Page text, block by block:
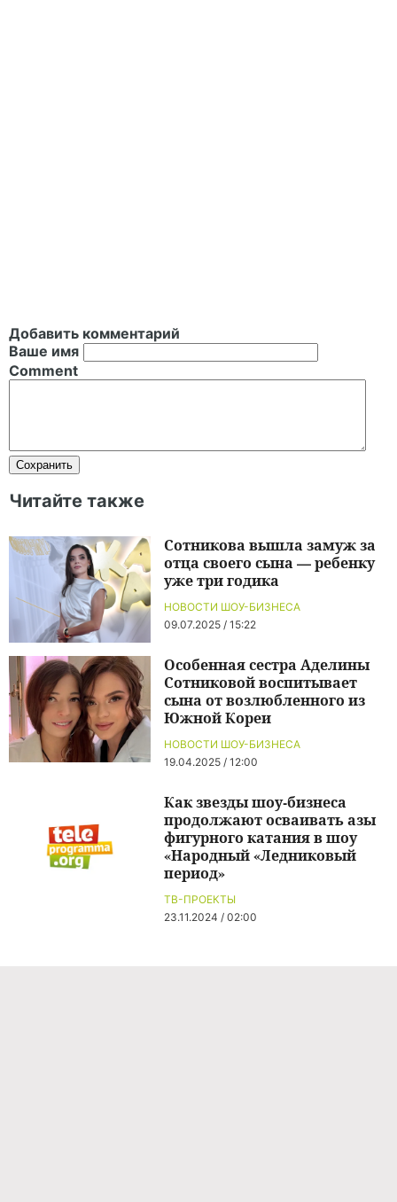
Добавить комментарий
Ваше имя
Comment
Читайте также
НОВОСТИ ШОУ-БИЗНЕСА
09.07.2025 / 15:22
Сотникова вышла замуж за
отца своего сына — ребенку
уже три годика
НОВОСТИ ШОУ-БИЗНЕСА
19.04.2025 / 12:00
Особенная сестра Аделины
Сотниковой воспитывает
сына от возлюбленного из
Южной Кореи
ТВ-ПРОЕКТЫ
23.11.2024 / 02:00
Как звезды шоу-бизнеса
продолжают осваивать азы
фигурного катания в шоу
«Народный «Ледниковый
период»